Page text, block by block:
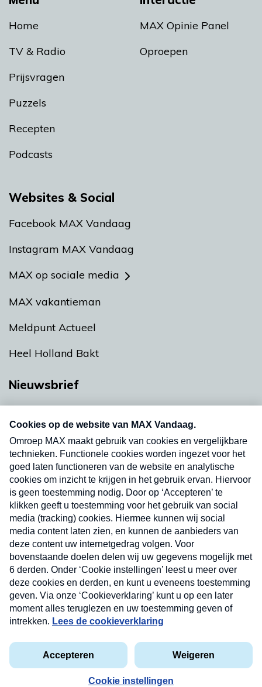
Home
TV & Radio
Prijsvragen
Puzzels
Recepten
Podcasts
MAX Opinie Panel
Oproepen
Websites & Social
Facebook MAX Vandaag
Instagram MAX Vandaag
MAX op sociale media
MAX vakantieman
Meldpunt Actueel
Heel Holland Bakt
Nieuwsbrief
nieuwsbrief. Elke vrijdag- en dinsdagochtend in
uw mailbox.
Verzend
Privacyverklaring
Cookieverklaring
Kwetsbaarheid melden
Copyright © 2026 MAX Vandaag - Omroep MAX
Nieuwsbrief
Neem hier een gratis abonnement op onze
nieuwsbrief. Elke vrijdag- en dinsdagochtend in uw